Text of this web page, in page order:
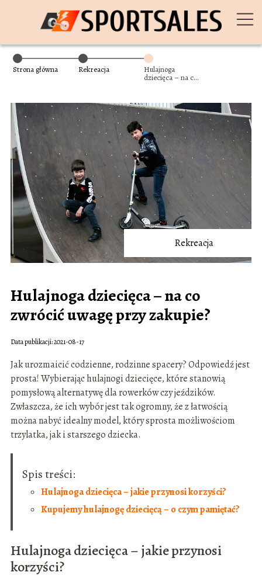
Strona główna Rekreacja
Hulajnoga
dziecięca – na co
Rekreacja
Hulajnoga dziecięca – na co
zwrócić uwagę przy zakupie?
Data publikacji: 2021-08-17
Jak urozmaicić codzienne, rodzinne spacery? Odpowiedź jest
prosta! Wybierając hulajnogi dziecięce, które stanowią
pomysłową alternatywę dla rowerków czy jeździków.
Zwłaszcza, że ich wybór jest tak ogromny, że z łatwością
można nabyć idealny model, który sprosta możliwościom
trzylatka, jak i starszego dziecka.
Spis treści:
Hulajnoga dziecięca – jakie przynosi korzyści?
Kupujemy hulajnogę dziecięcą – o czym pamiętać?
Hulajnoga dziecięca – jakie przynosi
korzyści?